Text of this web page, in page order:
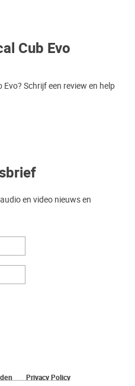
Cub Evo
Schrijf een review en help
en video nieuws en
Privacy Policy